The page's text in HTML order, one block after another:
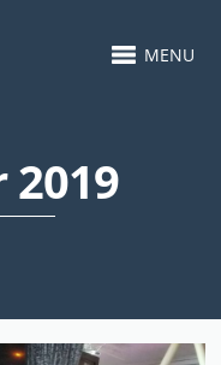
MENU
2019